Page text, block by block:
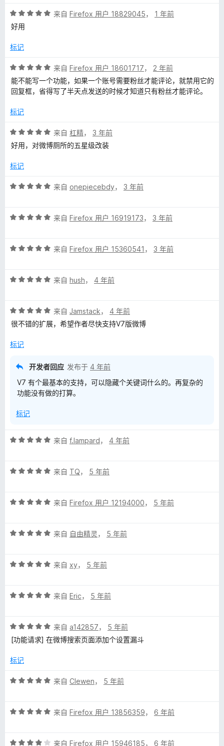
/
5
评
分
/
来自 Firefox 用户 18829045， 1 年前
好用
标记
评
分
5
5
来自 Firefox 用户 18601717， 2 年前
能不能写一个功能，如果一个账号需要粉丝才能评论，就禁用它的
回复框，省得写了半天点发送的时候才知道只有粉丝才能评论。
标记
评
分
/
来自 杠精， 3 年前
好用，对微博厕所的五星级改装
标记
评
/
来自 onepiecebdy， 3 年前
评
/
来自 Firefox 用户 16919173， 3 年前
评
/
来自 Firefox 用户 15360541 ， 3 年前
评
/
5
来自 hush， 4 年前
评
分
/
来自 Jamstack， 4 年前
很不错的扩展，希望作者尽快支持V7版微博
标记
开发者回应 发布于 4 年前
V7 有个最基本的支持，可以隐藏个关键词什么的。再复杂的
功能没有做的打算。
标记
评
/
来自 f.lampard， 4 年前
评
/
来自 TQ， 5 年前
评
/
来自 Firefox 用户 12194000， 5 年前
评
/
来自 自由精灵 ， 5 年前
评
/
来自 xy， 5 年前
评
/
5
来自 Eric， 5 年前
评
分
/
来自 a142857， 5 年前
[功能请求] 在微博搜索页面添加个设置漏斗
标记
评
/
来自 Clewen， 5 年前
评
/
来自 Firefox 用户 13856359， 6 年前
评 来自 Firefox 用户 15946185， 6 年前